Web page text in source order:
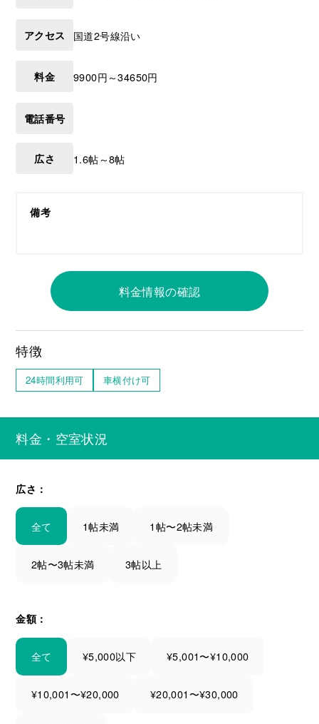
アクセス 国道2号線沿い
料金 9900円～34650円
電話番号
広さ 1.6帖～8帖
備考
料金情報の確認
特徴
24時間利用可 車横付け可
料金・空室状況
広さ：
全て 1帖未満 1帖〜2帖未満
2帖〜3帖未満 3帖以上
金額：
全て ¥5,000以下 ¥5,001〜¥10,000
¥10,001〜¥20,000 ¥20,001〜¥30,000